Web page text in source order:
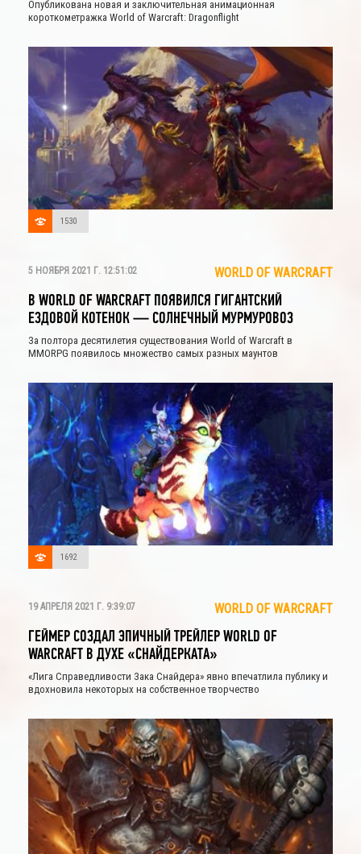
Опубликована новая и заключительная анимационная
короткометражка World of Warcraft: Dragonflight
1530
5 НОЯБРЯ 2021 Г. 12:51:02 WORLD OF WARCRAFT
В WORLD OF WARCRAFT ПОЯВИЛСЯ ГИГАНТСКИЙ
ЕЗДОВОЙ КОТЕНОК — СОЛНЕЧНЫЙ МУРМУРОВОЗ
За полтора десятилетия существования World of Warcraft в
MMORPG появилось множество самых разных маунтов
1692
19 АПРЕЛЯ 2021 Г. 9:39:07 WORLD OF WARCRAFT
ГЕЙМЕР СОЗДАЛ ЭПИЧНЫЙ ТРЕЙЛЕР WORLD OF
WARCRAFT В ДУХЕ «СНАЙДЕРКАТА»
«Лига Справедливости Зака Снайдера» явно впечатлила публику и
вдохновила некоторых на собственное творчество